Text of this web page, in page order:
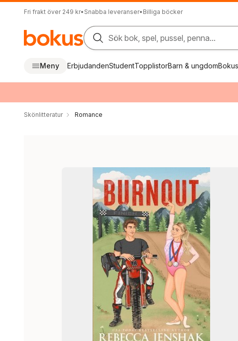
Fri frakt över 249 kr• Snabba leveranser• Billiga böcker
Sök bok, spel, pussel, penna...
Meny ErbjudandenStudentTopplistorBarn & ungdom
Skönlitteratur Romance